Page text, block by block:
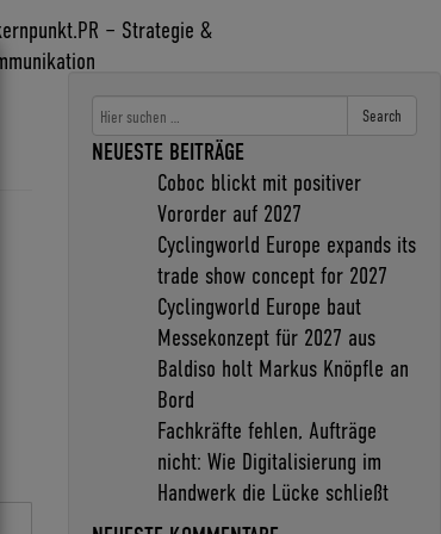
Search
NEUESTE BEITRÄGE
Coboc blickt mit positiver
Vororder auf 2027
Cyclingworld Europe expands its
trade show concept for 2027
Cyclingworld Europe baut
Messekonzept für 2027 aus
Baldiso holt Markus Knöpfle an
Bord
Fachkräfte fehlen, Aufträge
nicht: Wie Digitalisierung im
Handwerk die Lücke schließt